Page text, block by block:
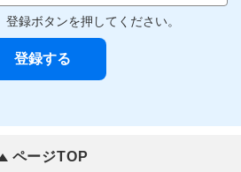
録ボタンを押してください。
ページTOP